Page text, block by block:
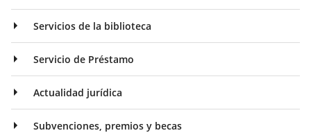
Servicios de la biblioteca
Servicio de Préstamo
Actualidad jurídica
Subvenciones, premios y becas